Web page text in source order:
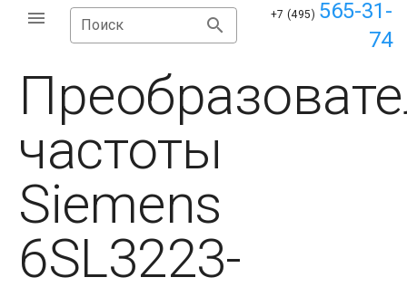
Поиск
+7 (495) 565-31-
74
частоты
Siemens
6SL3223-